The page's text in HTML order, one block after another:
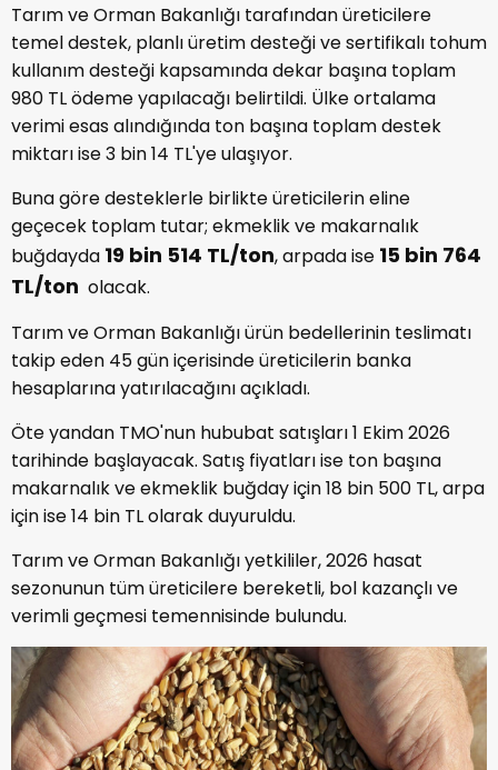
Tarım ve Orman Bakanlığı tarafından üreticilere
temel destek, planlı üretim desteği ve sertifikalı tohum
kullanım desteği kapsamında dekar başına toplam
980 TL ödeme yapılacağı belirtildi. Ülke ortalama
verimi esas alındığında ton başına toplam destek
miktarı ise 3 bin 14 TL'ye ulaşıyor.
Buna göre desteklerle birlikte üreticilerin eline
geçecek toplam tutar; ekmeklik ve makarnalık
buğdayda 19 bin 514 TL/ton, arpada ise 15 bin 764
TL/ton olacak.
Tarım ve Orman Bakanlığı ürün bedellerinin teslimatı
takip eden 45 gün içerisinde üreticilerin banka
hesaplarına yatırılacağını açıkladı.
Öte yandan TMO'nun hububat satışları 1 Ekim 2026
tarihinde başlayacak. Satış fiyatları ise ton başına
makarnalık ve ekmeklik buğday için 18 bin 500 TL, arpa
için ise 14 bin TL olarak duyuruldu.
Tarım ve Orman Bakanlığı yetkililer, 2026 hasat
sezonunun tüm üreticilere bereketli, bol kazançlı ve
verimli geçmesi temennisinde bulundu.